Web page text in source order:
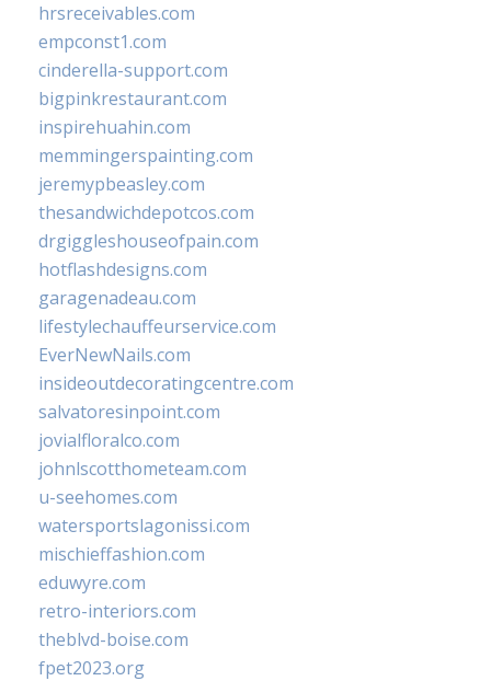
hrsreceivables.com
empconst1.com
cinderella-support.com
bigpinkrestaurant.com
inspirehuahin.com
memmingerspainting.com
jeremypbeasley.com
thesandwichdepotcos.com
drgiggleshouseofpain.com
hotflashdesigns.com
garagenadeau.com
lifestylechauffeurservice.com
EverNewNails.com
insideoutdecoratingcentre.com
salvatoresinpoint.com
jovialfloralco.com
johnlscotthometeam.com
u-seehomes.com
watersportslagonissi.com
mischieffashion.com
eduwyre.com
retro-interiors.com
theblvd-boise.com
fpet2023.org